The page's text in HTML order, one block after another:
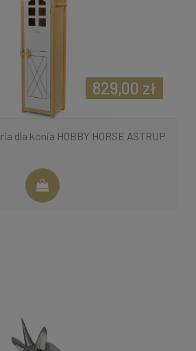
dla konia HOBBY HORSE ASTRUP
829,00 zł